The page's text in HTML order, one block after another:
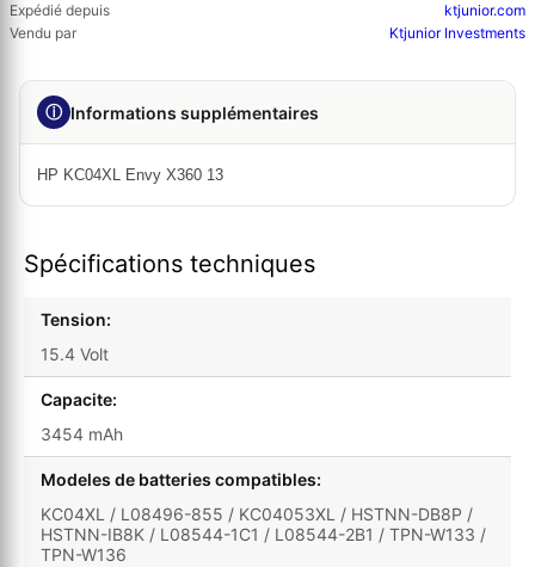
Expédié depuis
ktjunior.com
Vendu par
Ktjunior Investments
ⓘ Informations supplémentaires
HP KC04XL Envy X360 13
Spécifications techniques
Tension:
15.4 Volt
Capacite:
3454 mAh
Modeles de batteries compatibles:
KC04XL / L08496-855 / KC04053XL / HSTNN-DB8P /
HSTNN-IB8K / L08544-1C1 / L08544-2B1 / TPN-W133 /
TPN-W136